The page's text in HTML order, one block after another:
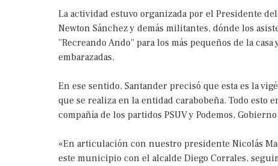
La actividad estuvo organizada por el Presidente
Newton Sánchez y demás militantes, dónde los
”Recreando Ando” para los más pequeños de la
embarazadas.
En ese sentido, Santander precisó que esta es la
que se realiza en la entidad carabobeña. Todo
compañía de los partidos PSUV y Podemos,
«En articulación con nuestro presidente Nicolás
este municipio con el alcalde Diego Corrales,